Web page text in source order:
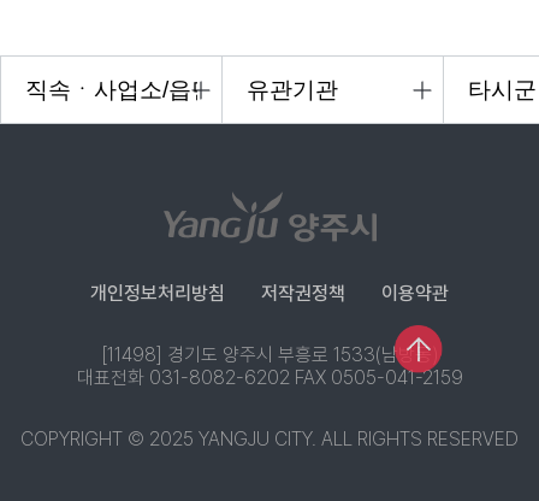
개인정보처리방침 저작권정책 이용약관
[11498] 경기도 양주시 부흥로 1533(남방동)
대표전화 031-8082-6202 FAX 0505-041-2159
COPYRIGHT © 2025 YANGJU CITY. ALL RIGHTS RESERVED